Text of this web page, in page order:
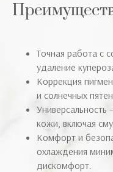
Точная работа с
удаление
Коррекция
и солнечных
кожи, включая
Комфорт и
охлаждения
дискомфорт.